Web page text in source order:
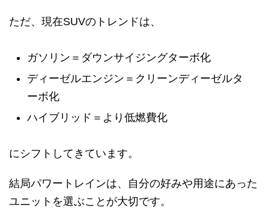
ただ、現在SUVのトレンドは、
ガソリン＝ダウンサイジングターボ化
ディーゼルエンジン＝クリーンディーゼルタ
ーボ化
ハイブリッド＝より低燃費化
にシフトしてきています。
結局パワートレインは、自分の好みや用途にあった
ユニットを選ぶことが大切です。